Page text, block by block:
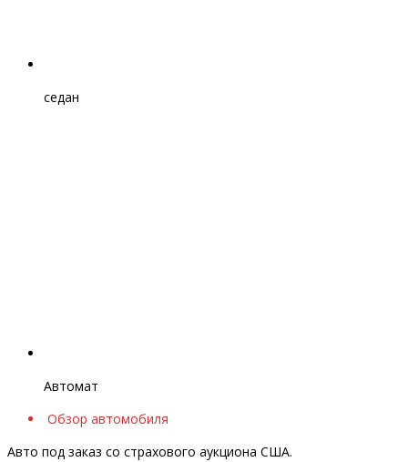
седан
Автомат
Обзор автомобиля
Авто под заказ со страхового аукциона США.